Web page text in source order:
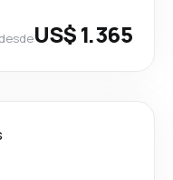
desdeUS$ 1.365